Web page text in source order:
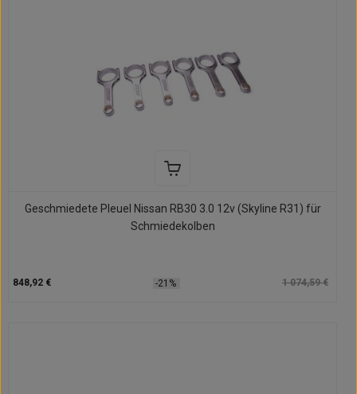
Geschmiedete Pleuel Nissan RB30 3.0 12v (Skyline R31) für
Schmiedekolben
848,92 € -21% 1 074,59 €